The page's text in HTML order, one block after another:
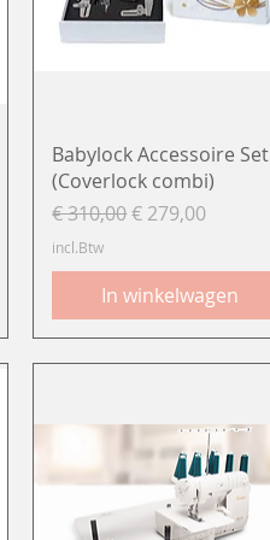
Snel overzicht
Babylock Accessoire Set
(Coverlock combi)
Normale prijs
€ 310,00Verkoopprijs
€ 279,00
incl.Btw
In winkelwagen